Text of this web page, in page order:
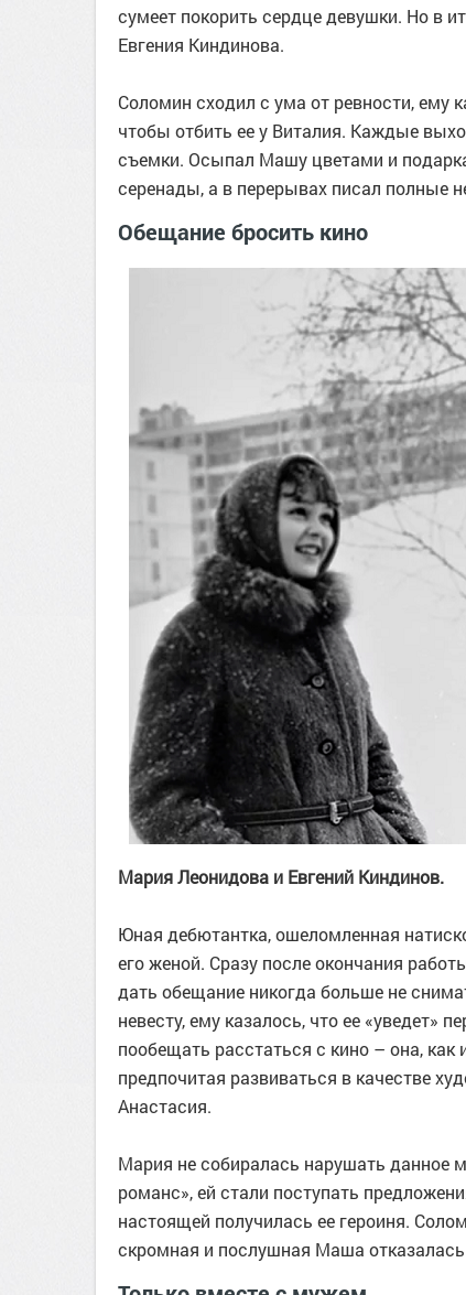
сумеет покорить сердце девушки. Но в
Евгения Киндинова.
Соломин сходил с ума от ревности, ему
чтобы отбить ее у Виталия. Каждые
съемки. Осыпал Машу цветами и
серенады, а в перерывах писал полные
Обещание бросить кино
Мария Леонидова и Евгений Киндинов.
Юная дебютантка, ошеломленная
его женой. Сразу после окончания
дать обещание никогда больше не
невесту, ему казалось, что ее
пообещать расстаться с кино – она, как
предпочитая развиваться в качестве
Анастасия.
Мария не собиралась нарушать данное
романс», ей стали поступать
настоящей получилась ее героиня.
скромная и послушная Маша